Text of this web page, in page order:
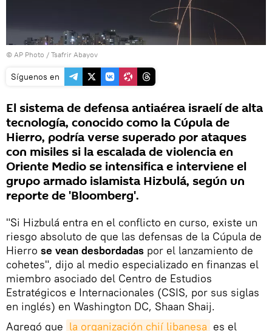
© AP Photo / Tsafrir Abayov
Síguenos en
El sistema de defensa antiaérea israelí de alta
tecnología, conocido como la Cúpula de
Hierro, podría verse superado por ataques
con misiles si la escalada de violencia en
Oriente Medio se intensifica e interviene el
grupo armado islamista Hizbulá, según un
reporte de 'Bloomberg'.
"Si Hizbulá entra en el conflicto en curso, existe un
riesgo absoluto de que las defensas de la Cúpula de
Hierro se vean desbordadas por el lanzamiento de
cohetes", dijo al medio especializado en finanzas el
miembro asociado del Centro de Estudios
Estratégicos e Internacionales (CSIS, por sus siglas
en inglés) en Washington DC, Shaan Shaij.
Agregó que la organización chií libanesa es el